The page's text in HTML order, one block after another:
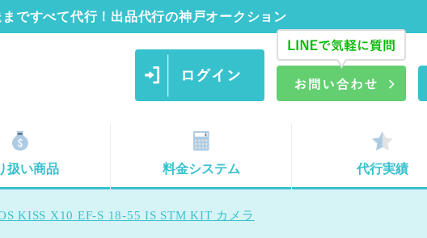
ですべて代行！出品代行の神戸オークション
扱い商品 料金システム 代行実績
KISS X10 EF-S 18-55 IS STM KIT カメラ